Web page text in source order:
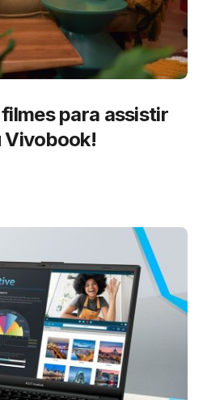
para assistir
Vivobook!